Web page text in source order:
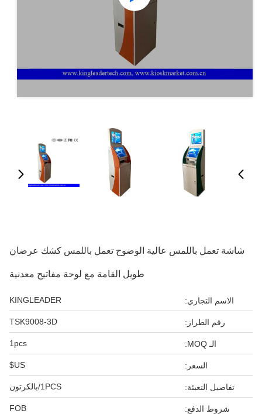
شاشة تعمل باللمس عالية الوضوح تعمل باللمس كشك عرضان
طويل القامة مع لوحة مفاتيح معدنية
الاسم التجاري: KINGLEADER
رقم الطراز: TSK9008-3D
الـ MOQ: 1pcs
السعر: US$
تفاصيل التعبئة: 1PCS/بالكرتون
شروط الدفع: FOB